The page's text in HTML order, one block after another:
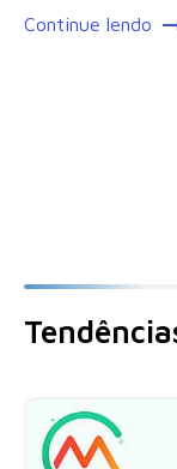
Continue lendo